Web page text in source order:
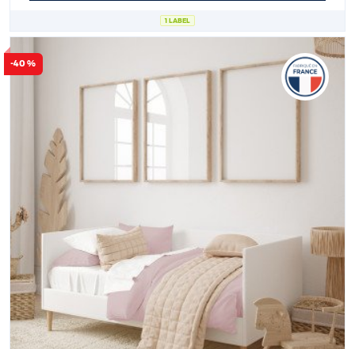
1 LABEL
-40 %